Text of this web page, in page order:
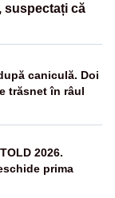
suspectați că
caniculă. Doi
trăsnet în râul
2026.
prima